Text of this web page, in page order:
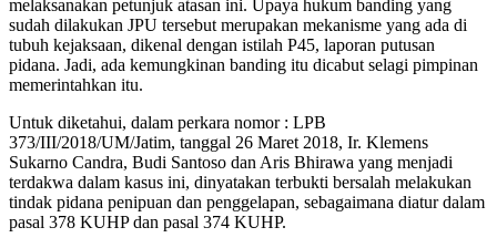
melaksanakan petunjuk atasan ini. Upaya hukum banding yang
sudah dilakukan JPU tersebut merupakan mekanisme yang ada di
tubuh kejaksaan, dikenal dengan istilah P45, laporan putusan
pidana. Jadi, ada kemungkinan banding itu dicabut selagi pimpinan
memerintahkan itu.
Untuk diketahui, dalam perkara nomor : LPB
373/III/2018/UM/Jatim, tanggal 26 Maret 2018, Ir. Klemens
Sukarno Candra, Budi Santoso dan Aris Bhirawa yang menjadi
terdakwa dalam kasus ini, dinyatakan terbukti bersalah melakukan
tindak pidana penipuan dan penggelapan, sebagaimana diatur dalam
pasal 378 KUHP dan pasal 374 KUHP.